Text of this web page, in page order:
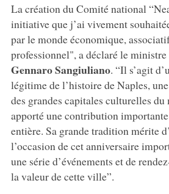
La création du Comité national
initiative que j’ai vivement
par le monde économique,
professionnel", a déclaré le
Gennaro Sangiuliano. “Il s’agit
légitime de l’histoire de Naples,
des grandes capitales culturelles du
apporté une contribution
entière. Sa grande tradition mérite
l’occasion de cet anniversaire
une série d’événements et de
la valeur de cette ville”.